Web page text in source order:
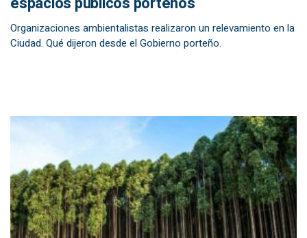
Organizaciones ambientalistas realizaron un relevamiento en la
Ciudad. Qué dijeron desde el Gobierno porteño.